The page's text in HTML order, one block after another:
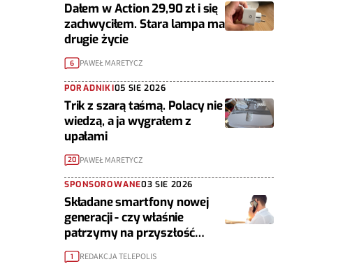
Dałem w Action 29,90 zł i się
zachwyciłem. Stara lampa ma
drugie życie
6 PAWEŁ MARETYCZ
PORADNIKI05 SIE 2026
Trik z szarą taśmą. Polacy nie
wiedzą, a ja wygrałem z
upałami
20 PAWEŁ MARETYCZ
SPONSOROWANE03 SIE 2026
Składane smartfony nowej
generacji - czy właśnie
patrzymy na przyszłość
urządzeń mobilnych?
1 REDAKCJA TELEPOLIS